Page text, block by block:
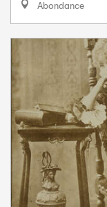
Abondance